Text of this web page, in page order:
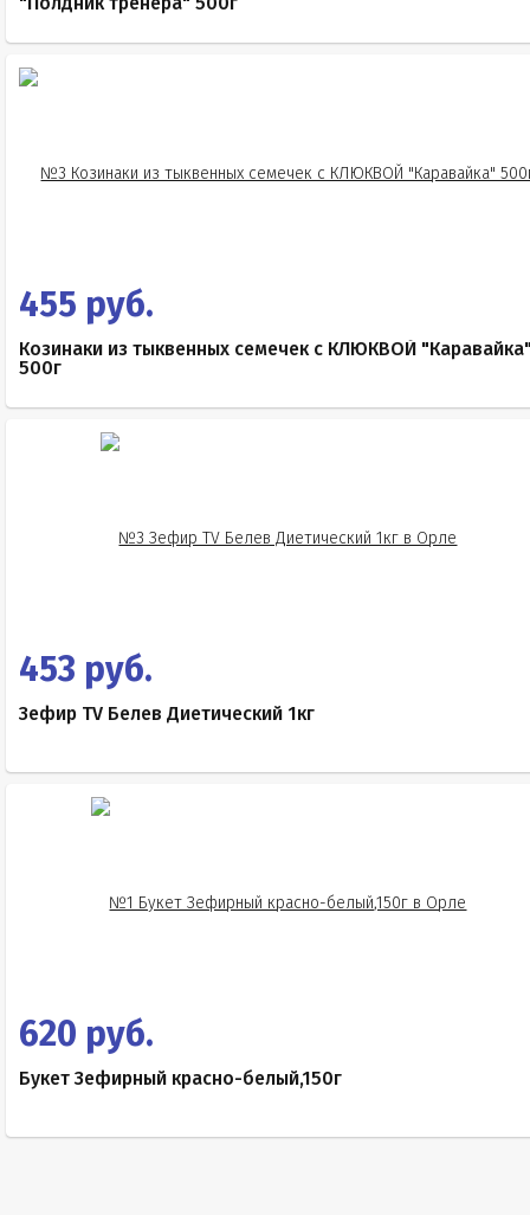
455 руб.
Козинаки из тыквенных семечек с КЛЮКВОЙ
500г
453 руб.
Зефир TV Белев Диетический 1кг
620 руб.
Букет Зефирный красно-белый,150г